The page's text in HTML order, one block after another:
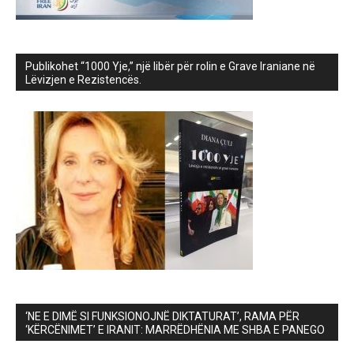
Publikohet “1000 Yje,” një libër për rolin e Grave Iraniane në
Lëvizjen e Rezistencës.
‘NE E DIMË SI FUNKSIONOJNË DIKTATURAT’, RAMA PËR
‘KËRCËNIMET’ E IRANIT: MARRËDHËNIA ME SHBA E PANEGO